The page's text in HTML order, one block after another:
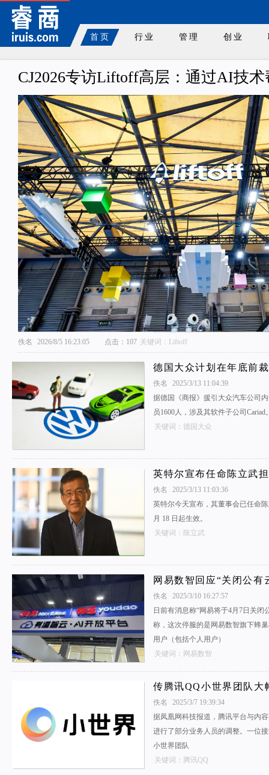
首页 行业 管理 创业
CJ2026专访Liftoff高层：通过AI技
佚名 2026/8/5 16:23:05 点击：107 关键词：Liftoff
德国大众计划在年底前
佚名
2025/3/13 11:04:39
据德国《商报》援引大众汽车公司
员1600人，涉及其软件子公司Cariad
关键词：德国大众
英特尔宣布任命陈立武
佚名
2025/3/13 11:03:36
英特尔今天宣布，其董事会已任命
月 18 日起生效。
关键词：陈立武
网易数智回应“关闭公
佚名
2025/3/10 16:27:57
日前有消息称“网易将于4月7日关
称，这次停服的是网易数智旗下蜂
用户（包括个人用户）
关键词：网易数智
传腾讯QQ小世界团队大
佚名
2025/3/7 19:39:34
据凤凰网科技报道，腾讯平台与内
进行了部分业务人员的调整。一位
小世界团队
关键词：腾讯QQ